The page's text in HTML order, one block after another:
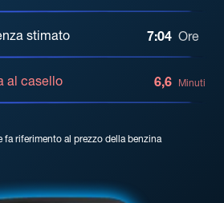
stimato 7:04 Ore
al casello 6,6 Minuti
fa riferimento al prezzo della benzina